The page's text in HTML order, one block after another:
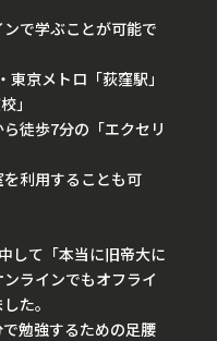
で学ぶことが可能で
京メトロ「荻窪駅」
」
徒歩7分の「エクセリ
利用することも可
して「本当に旧帝大に
ラインでもオフライ
た。
勉強するための足腰